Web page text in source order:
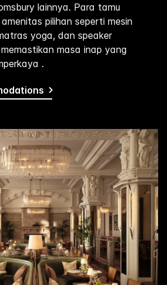
lainnya. Para tamu
pilihan seperti mesin
yoga, dan speaker
masa inap yang
.